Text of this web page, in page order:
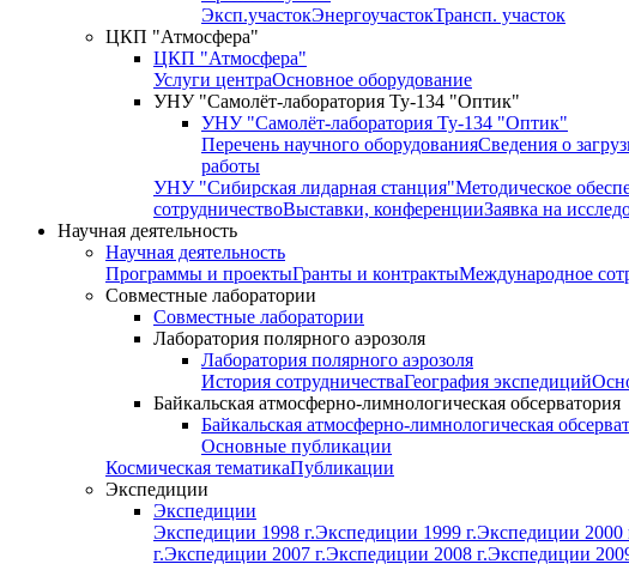
Эксп.участокЭнергоучастокТрансп. участок
ЦКП "Атмосфера"
ЦКП "Атмосфера"
Услуги центраОсновное оборудование
УНУ "Самолёт-лаборатория Ту-134 "Оптик"
УНУ "Самолёт-лаборатория Ту-134 "Оптик"
Перечень научного оборудованияСведения о
работы
УНУ "Сибирская лидарная станция"Методическое
сотрудничествоВыставки, конференцииЗаявка на
Научная деятельность
Научная деятельность
Программы и проектыГранты и контрактыМеждународное
Совместные лаборатории
Совместные лаборатории
Лаборатория полярного аэрозоля
Лаборатория полярного аэрозоля
История сотрудничестваГеография экспедиций
Байкальская атмосферно-лимнологическая обсерватория
Байкальская атмосферно-лимнологическая
Основные публикации
Космическая тематикаПубликации
Экспедиции
Экспедиции
Экспедиции 1998 г.Экспедиции 1999 г.Экспедиции 2000
г.Экспедиции 2007 г.Экспедиции 2008 г.Экспедиции